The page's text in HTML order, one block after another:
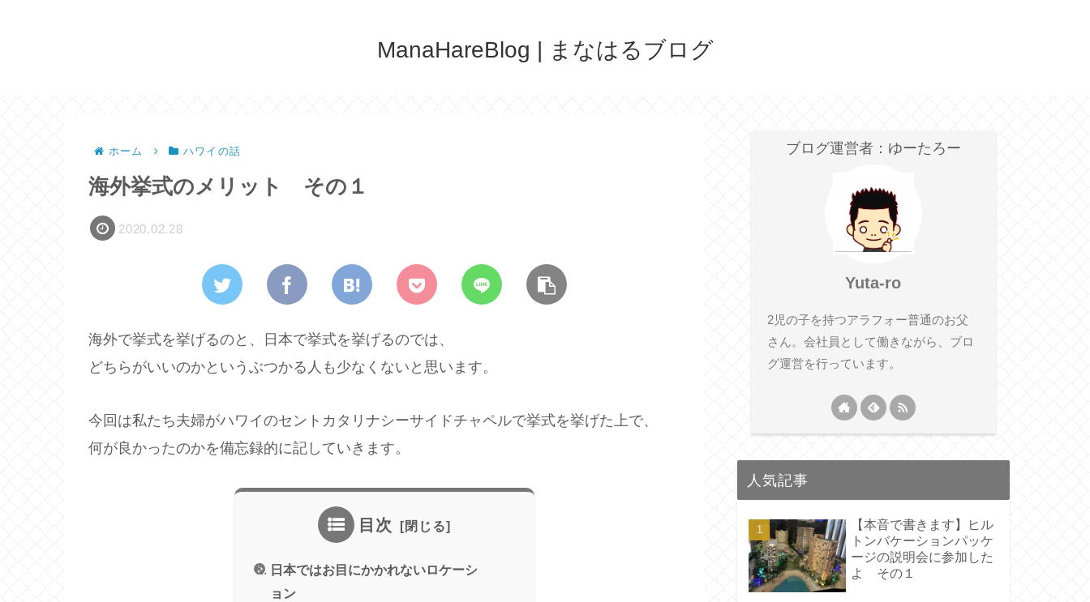
ManaHareBlog | まなはるブログ
ホーム ハワイの話
海外挙式のメリット その１
2020.02.28
海外で挙式を挙げるのと、日本で挙式を挙げるのでは、
どちらがいいのかというぶつかる人も少なくないと思います。
今回は私たち夫婦がハワイのセントカタリナシーサイドチャペルで挙式を挙げた上で、
何が良かったのかを備忘録的に記していきます。
目次
日本ではお目にかかれないロケーシ
ョン
ブログ運営者：ゆーたろー
Yuta-ro
2児の子を持つアラフォー普通のお父
さん。会社員として働きながら、ブロ
グ運営を行っています。
人気記事
【本音で書きます】ヒル
トンバケーションパッケ
ージの説明会に参加した
よ その１